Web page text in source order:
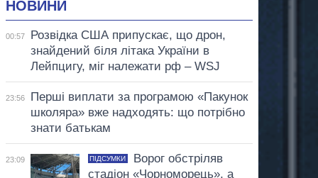
НОВИНИ
00:57
Розвідка США припускає, що дрон,
знайдений біля літака України в
Лейпцигу, міг належати рф – WSJ
23:56
Перші виплати за програмою «Пакунок
школяра» вже надходять: що потрібно
знати батькам
23:09 ПІДСУМКИ
Ворог обстріляв
стадіон «Чорноморець», а